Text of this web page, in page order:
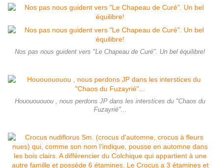
Nos pas nous guident vers "Le Chapeau de Curé". Un bel équilibre!
Hououououou , nous perdons JP dans les interstices du "Chaos du
Fuzayrié"...